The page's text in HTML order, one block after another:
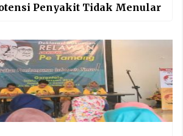
Penyakit Tidak Menular